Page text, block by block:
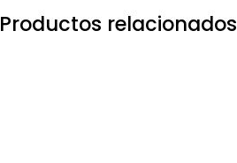
Productos relacionados